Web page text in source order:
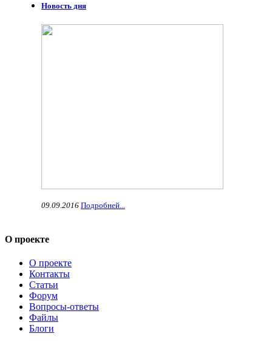
Новость дня
09.09.2016 Подробней...
О проекте
О проекте
Контакты
Статьи
Форум
Вопросы-ответы
Файлы
Блоги